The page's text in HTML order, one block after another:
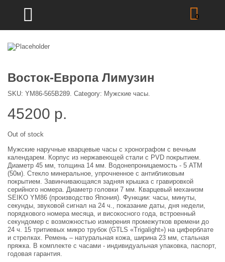
0
Восток-Европа Лимузин
SKU: YM86-565B289. Category: Мужские часы.
45200 р.
Out of stock
Мужские наручные кварцевые часы с хронографом с вечным
календарем. Корпус из нержавеющей стали с PVD покрытием.
Диаметр 45 мм, толщина 14 мм. Водонепроницаемость - 5 АТМ
(50м). Стекло минеральное, упрочненное с антибликовым
покрытием. Завинчивающаяся задняя крышка с гравировкой
серийного номера. Диаметр головки 7 мм. Кварцевый механизм
SEIKO YM86 (производство Япония). Функции: часы, минуты,
секунды, звуковой сигнал на 24 ч., показание даты, дня недели,
порядкового номера месяца, и високосного года, встроенный
секундомер с возможностью измерения промежутков времени до
24 ч. 15 тритиевых микро трубок (GTLS «Trigalight») на циферблате
и стрелках. Ремень – натуральная кожа, ширина 23 мм, стальная
пряжка. В комплекте с часами - индивидуальная упаковка, паспорт,
годовая гарантия.